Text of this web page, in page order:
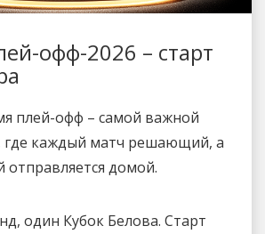
офф-2026 – старт
плей-офф – самой важной
где каждый матч решающий, а
домой.
один Кубок Белова. Старт